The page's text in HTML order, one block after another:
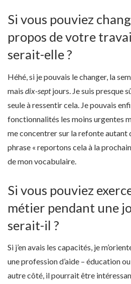
Si vous pouviez
propos de votre
serait-elle ?
Héhé, si je pouvais le changer, la
mais dix-septjours. Je suis presque
seule à ressentir cela. Je pouvais
fonctionnalités les moins urgentes
me concentrer sur la refonte autant
phrase « reportons cela à la
de mon vocabulaire.
Si vous pouviez
métier pendant une
serait-il ?
Si j’en avais les capacités, je
une profession d’aide – éducation
autre côté, il pourrait être